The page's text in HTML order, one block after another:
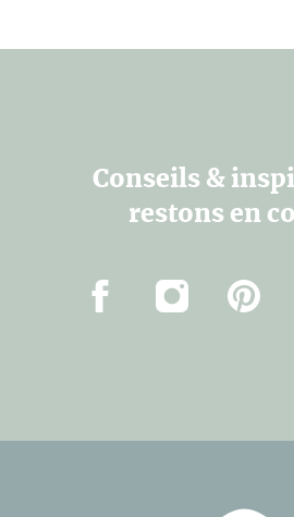
Conseils &
restons en
FacebookInstagram